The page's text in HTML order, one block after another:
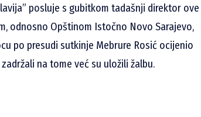
posluje s gubitkom tadašnji direktor ove
odnosno Opštinom Istočno Novo Sarajevo,
po presudi sutkinje Mebrure Rosić ocijenio
na tome već su uložili žalbu.